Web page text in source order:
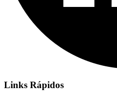
Links Rápidos